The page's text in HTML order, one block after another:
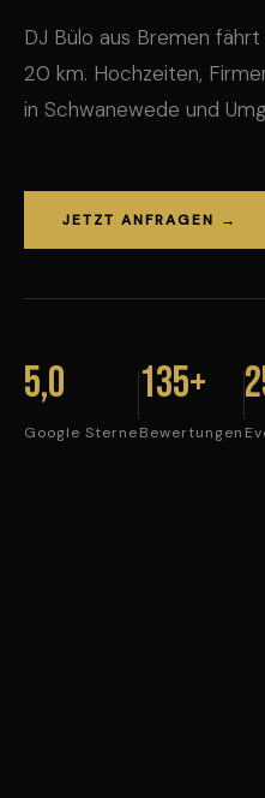
DJ Bülo aus Bremen
20 km. Hochzeiten,
in Schwanewede und
JETZT ANFRAGEN →
5,0
Google Sterne
135+
Bewertungen